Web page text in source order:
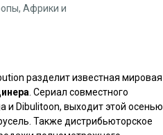
Африки и
разделит известная мировая
. Сериал совместного
и Dibulitoon, выходит этой осенью
Также дистрибьюторское